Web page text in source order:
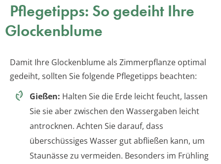
Pflegetipps: So gedeiht Ihre
Glockenblume
Damit Ihre Glockenblume als Zimmerpflanze optimal
gedeiht, sollten Sie folgende Pflegetipps beachten:
Gießen: Halten Sie die Erde leicht feucht, lassen
Sie sie aber zwischen den Wassergaben leicht
antrocknen. Achten Sie darauf, dass
überschüssiges Wasser gut abfließen kann, um
Staunässe zu vermeiden. Besonders im Frühling